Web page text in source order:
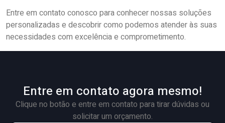
Entre em contato conosco para conhecer nossas soluções
personalizadas e descobrir como podemos atender às suas
necessidades com excelência e comprometimento.
Entre em contato agora mesmo!
Clique no botão e entre em contato para tirar dúvidas ou
solicitar um orçamento.